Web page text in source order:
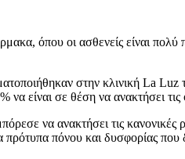
όπου οι ασθενείς είναι
στην κλινική La
να είναι σε θέση να ανακτήσει
να ανακτήσει τις
πρότυπα πόνου και δυσφορίας